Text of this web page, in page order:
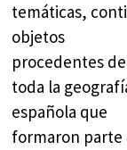
temáticas,
objetos
procedentes de
toda la
española que
formaron parte